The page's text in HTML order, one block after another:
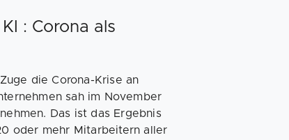
: Corona als
die Corona-Krise an
sah im November
Das ist das Ergebnis
oder mehr Mitarbeitern aller